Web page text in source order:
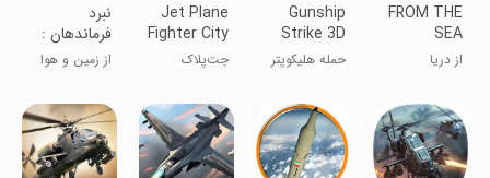
FROM THE
SEA
از دریا
Gunship
Strike 3D
حمله هلیکوپتر
Jet Plane
Fighter City
3D
جت‌پلاک
۳D
‏‏‏نبرد
فرماندهان :
جنگ اتحاد ها
از زمین و هوا